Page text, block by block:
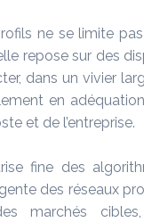
ne se limite
repose sur des
dans un vivier
en
et de l’entreprise.
fine des
des réseaux
marchés